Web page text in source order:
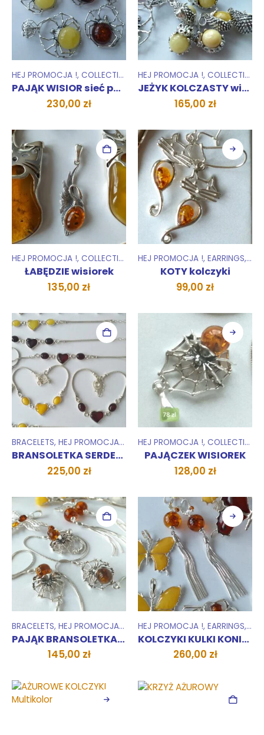
HEJ PROMOCJA !, COLLECTIONS ,PENDANTS
PAJĄK WISIOR sieć pajęcza
230,00 zł
HEJ PROMOCJA !, COLLECTIONS
JEŻYK KOLCZASTY wisiorek
165,00 zł
HEJ PROMOCJA !, COLLECTIONS ,PENDANTS
ŁABĘDZIE wisiorek
135,00 zł
HEJ PROMOCJA !, EARRINGS,
KOTY kolczyki
99,00 zł
BRACELETS, HEJ PROMOCJA ! COLLECTIONS
BRANSOLETKA SERDECZNA Sarnie Uroczysko
225,00 zł
HEJ PROMOCJA !, COLLECTIONS
PAJĄCZEK WISIOREK
128,00 zł
BRACELETS, HEJ PROMOCJA ! COLLECTIONS,ZESTAWY
PAJĄK BRANSOLETKA KONIAK
145,00 zł
HEJ PROMOCJA !, EARRINGS,
KOLCZYKI KULKI KONIAK
260,00 zł